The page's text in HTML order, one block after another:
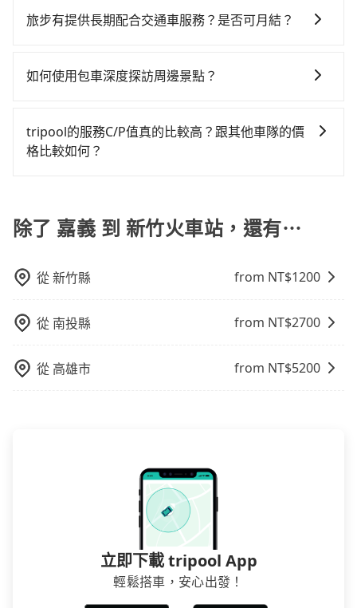
所以對於不是這麼趕時間的人來說，預約tripool還是比
數超過四位，更是沒有較大的七人座或九人座可供選
修理，每一次租車都好像在開樂透一樣。另外，偶爾也
車或者要載其他乘客的人來說就有不小的風險。最後，
雖然路邊隨租隨還看似方便，但實際使用時還是有其區
等。 點到點包車：點到點包車是按照里程和目的地來計
個城市到另一個城市的長途包車。
預約時都依照乘客需求做選擇。如需專車接送，車內除
性調度安排，路線上會盡可能以順路為優先，載客數也
旅步有提供長期配合交通車服務？是否可月結？
booking@tripool.app聯繫我們，我們的專人將協助回
如何使用包車深度探訪周邊景點？
的便利性和彈性，探訪更多的景點，並且可以按照自己
的節奏和時間進行遊覽。除了景點本身，還可以體驗周
和內幕，並且可以在旅途中收集更多的故事和經驗，豐
富自己的旅程。
tripool的服務C/P值真的比較高？跟其他車隊的價
格比較如何？
主的台灣大車隊、大都會、LINE Taxi、Uber，機場接送
則有肯驛、全鋒、格上租車、和運租車，包車旅遊則是
單程接送與跨縣市計時包車，不論從哪邊去哪裡（當然
效的車輛調度能力，能以市價7~8折提供專車到府服務，
是絕大多數乘客出行的最佳選擇。
除了 嘉義 到 新竹火車站，還有⋯
從新竹縣 from NT$1200
從 南投縣 from NT$2700
從 高雄市 from NT$5200
立即下載 tripool App
輕鬆搭車，安心出發！